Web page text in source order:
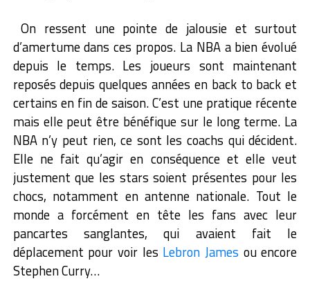
On ressent une pointe de jalousie et surtout
d’amertume dans ces propos. La NBA a bien évolué
depuis le temps. Les joueurs sont maintenant
reposés depuis quelques années en back to back et
certains en fin de saison. C’est une pratique récente
mais elle peut être bénéfique sur le long terme. La
NBA n’y peut rien, ce sont les coachs qui décident.
Elle ne fait qu’agir en conséquence et elle veut
justement que les stars soient présentes pour les
chocs, notamment en antenne nationale. Tout le
monde a forcément en tête les fans avec leur
pancartes sanglantes, qui avaient fait le
déplacement pour voir les Lebron James ou encore
Stephen Curry…